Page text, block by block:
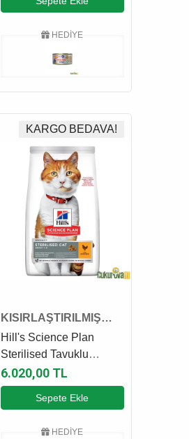
HEDİYE
KARGO BEDAVA!
KISIRLAŞTIRILMIŞ
KEDİ MAMASI
Hill's Science Plan
Sterilised Tavuklu
Kısırlaştırılmış Kedi
Maması 10 Kg
6.020,00 TL
Sepete Ekle
HEDİYE